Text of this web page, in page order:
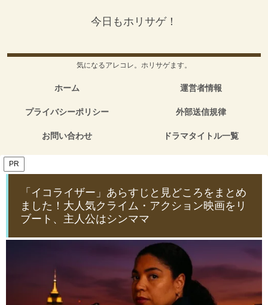
今日もホリサゲ！
気になるアレコレ。ホリサゲます。
ホーム 運営者情報
プライバシーポリシー 外部送信規律
お問い合わせ ドラマタイトル一覧
PR
「イコライザー」あらすじと見どころをまとめ
ました！大人気クライム・アクション映画をリ
ブート、主人公はシンママ